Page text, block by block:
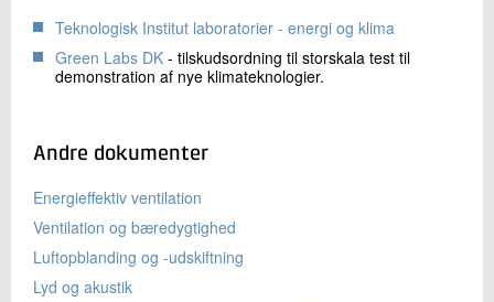
Teknologisk Institut laboratorier - energi og klima
Green Labs DK - tilskudsordning til storskala test til
demonstration af nye klimateknologier.
Andre dokumenter
Energieffektiv ventilation
Ventilation og bæredygtighed
Luftopblanding og -udskiftning
Lyd og akustik